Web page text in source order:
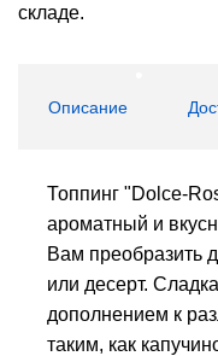
складе.
Описание
Топпинг "Dolce-
ароматный и
Вам преобразить
или десерт.
дополнением к
таким, как